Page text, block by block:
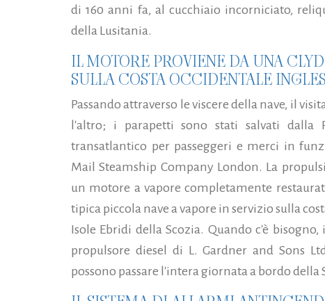
di 160 anni fa, al cucchiaio incorniciato,
della Lusitania.
IL MOTORE PROVIENE DA UNA
SULLA COSTA OCCIDENTALE
Passando attraverso le viscere della nave, il
l'altro; i parapetti sono stati salvati dalla
transatlantico per passeggeri e merci in
Mail Steamship Company London. La
un motore a vapore completamente
tipica piccola nave a vapore in servizio sulla
Isole Ebridi della Scozia. Quando c'è
propulsore diesel di L. Gardner and Sons
possono passare l'intera giornata a bordo della